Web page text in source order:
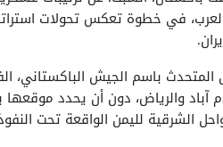
في خطوة تعكس تحولات
المتحدث باسم الجيش الباكستاني،
آباد والرياض، دون أن يحدد موقعها
الشرقية لليمن الواقعة تحت